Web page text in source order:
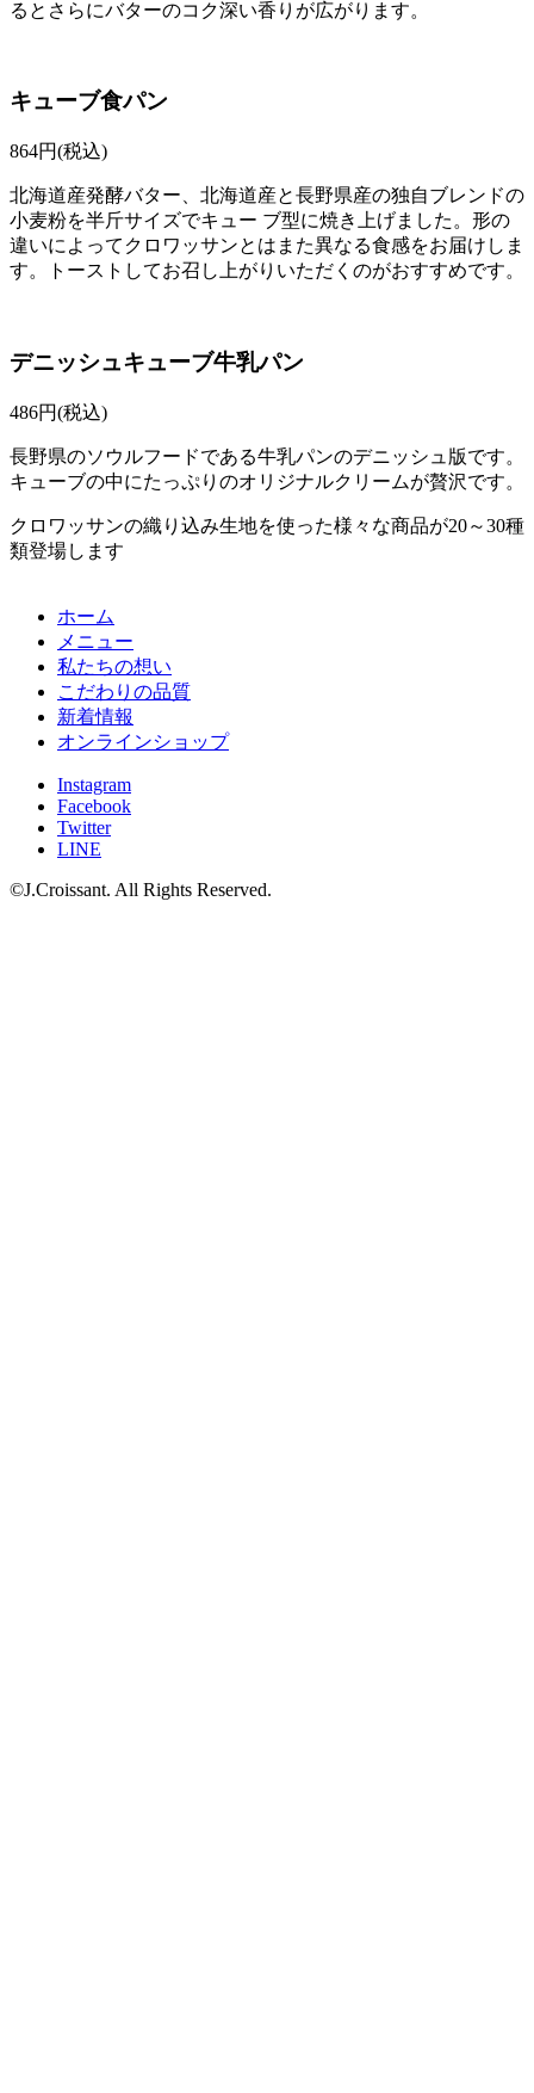
るとさらにバターのコク深い香りが広がります。
キューブ食パン
864円(税込)
北海道産発酵バター、北海道産と長野県産の独自ブレンドの
小麦粉を半斤サイズでキュー ブ型に焼き上げました。形の
違いによってクロワッサンとはまた異なる食感をお届けしま
す。トーストしてお召し上がりいただくのがおすすめです。
デニッシュキューブ牛乳パン
486円(税込)
長野県のソウルフードである牛乳パンのデニッシュ版です。
キューブの中にたっぷりのオリジナルクリームが贅沢です。
クロワッサンの織り込み生地を使った様々な商品が20～30種
類登場します
ホーム
メニュー
私たちの想い
こだわりの品質
新着情報
オンラインショップ
Instagram
Facebook
Twitter
LINE
©J.Croissant. All Rights Reserved.